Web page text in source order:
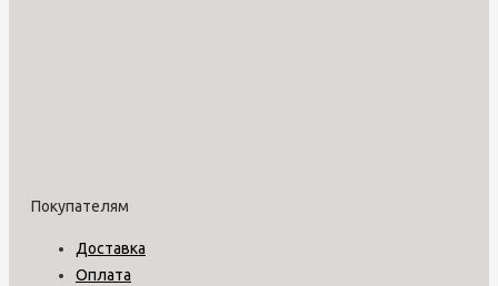
Покупателям
Доставка
Оплата